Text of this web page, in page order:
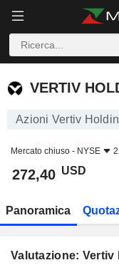
VERTIV
VERTIV
Azioni Vertiv
Mercato chiuso - NYSE
272,40 USD
Panoramica
Valutazione: Vertiv